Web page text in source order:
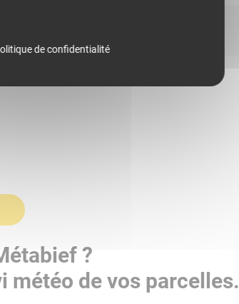
?
météo de vos parcelles.
de confidentialité